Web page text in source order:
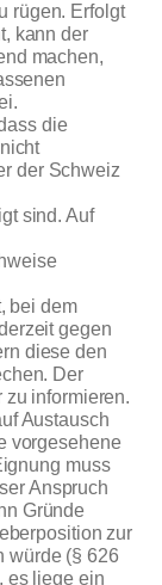
rügen. Erfolgt
kann der
machen,
die
der Schweiz
sind. Auf
bei dem
gegen
diese den
Der
zu informieren.
Austausch
vorgesehene
muss
Anspruch
Gründe
zur
würde (§ 626
es liege ein